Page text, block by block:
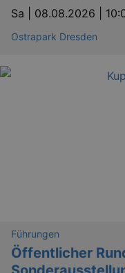
Sa | 08.08.2026 |
Ostrapark Dresden
Führungen
Öffentlicher